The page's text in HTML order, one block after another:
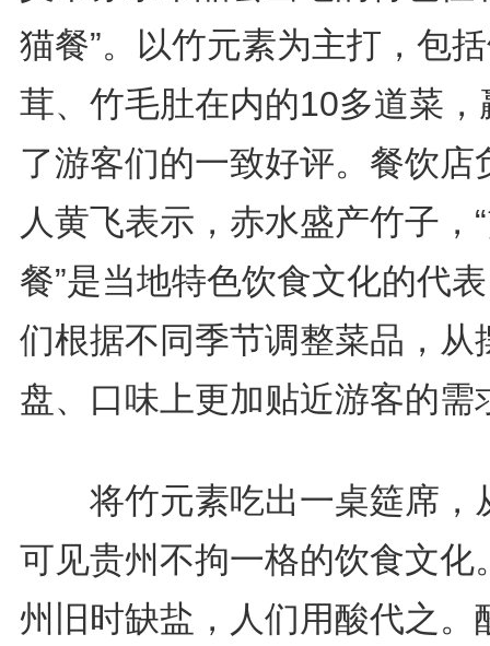
猫餐”。以竹元素为主打，包
茸、竹毛肚在内的10多道菜，
了游客们的一致好评。餐饮店
人黄飞表示，赤水盛产竹子，
餐”是当地特色饮食文化的代
们根据不同季节调整菜品，从
盘、口味上更加贴近游客的需
将竹元素吃出一桌筵席，
可见贵州不拘一格的饮食文化
州旧时缺盐，人们用酸代之。